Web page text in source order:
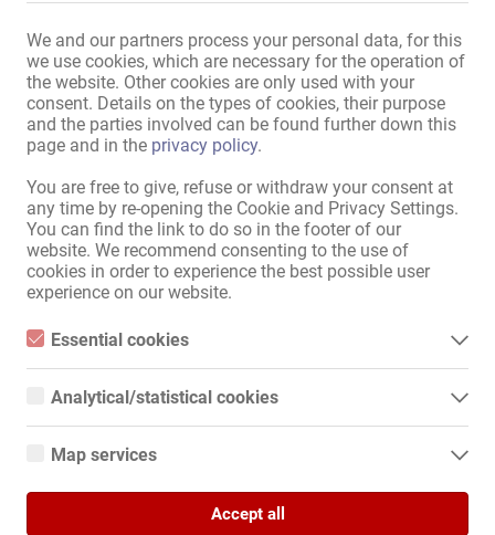
We and our partners process your personal data, for this
we use cookies, which are necessary for the operation of
the website. Other cookies are only used with your
consent. Details on the types of cookies, their purpose
and the parties involved can be found further down this
page and in the privacy policy.
You are free to give, refuse or withdraw your consent at
any time by re-opening the Cookie and Privacy Settings.
You can find the link to do so in the footer of our
website. We recommend consenting to the use of
cookies in order to experience the best possible user
experience on our website.
Essential cookies
Essential cookies are all cookies necessary for the operation of
function properly without these cookies.
Analytical/statistical cookies
Analytical or statistical cookies are cookies that are used to
They help website owners understand how visitors interact with
Map services
When you use Google Maps on our website, information about
Accept all
Kollegin.hu oldal használatához!
A hirdetések piacára
Kezdőlap
Erotikus Munka & Bérlés Lehetöség
Felszolgálók / szakszemélyzet
Üzletek / ingatlanok
Piactér
Hirdetés
Banner